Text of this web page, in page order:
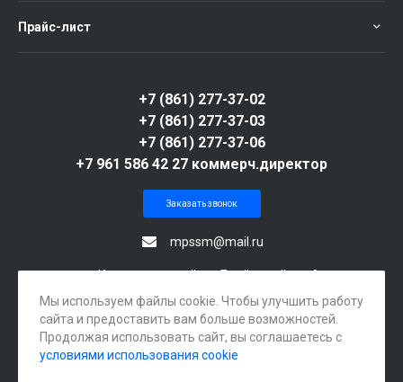
Прайс-лист
mpssm@mail.ru
+7 (861) 277-37-02
+7 (861) 277-37-03
+7 (861) 277-37-06
+7 961 586 42 27 коммерч.директор
г. Краснодар, посёлок Берёзовый, ул. Археолога
Веселовского, 105А
Заказать звонок
Мы используем файлы cookie. Чтобы улучшить работу
сайта и предоставить вам больше возможностей.
Продолжая использовать сайт, вы соглашаетесь с
условиями использования cookie